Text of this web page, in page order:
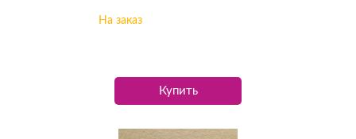
На заказ
Купить